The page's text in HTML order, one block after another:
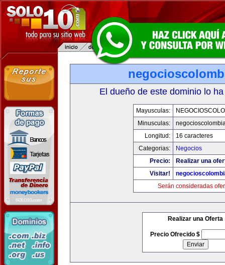
El dueño de este dominio lo
Mayusculas:
Minusculas:
Longitud:
16 caracteres
Categorias:
Negocios
Precio:
Realizar una
Visitar!
Serán consideradas
Realizar una Oferta
Precio Ofrecido $